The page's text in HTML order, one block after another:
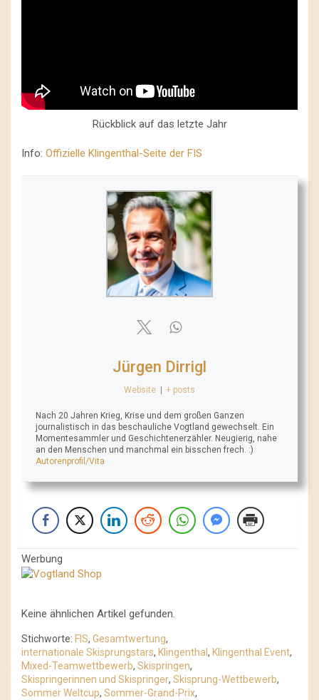
Rückblick auf das letzte Jahr
Info: Offizielle Klingenthal-Seite der FIS
Jürgen Dirrigl
Website + posts
Nach 20 Jahren Krieg, Krise und dem großen Ganzen
journalistisch in das beschauliche Vogtland gewechselt. Ein
Momentesammler und Geschichtenerzähler. Neugierig, nahe
an den Menschen und manchmal ein bisschen frech. :)
Autorenprofil/Vita
Werbung
Keine ähnlichen Artikel gefunden.
Stichworte: FIS, Gesamtwertung,
internationale Skisprungstars, Klingenthal , Klingenthal Event,
Mixed-Teamwettbewerb, Skispringen,
Skispringerinnen und Skispringer, Skisprung-Wettbewerb,
Sommer Weltcup, Sommer-Grand-Prix,